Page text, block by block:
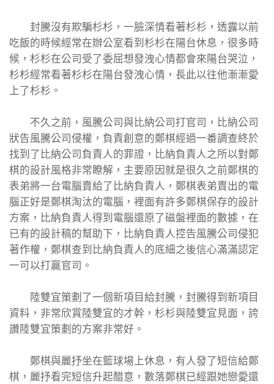
封騰沒有欺騙杉杉，一臉深情看著杉杉，透露以前
吃飯的時候經常在辦公室看到杉杉在陽台休息，很多時
候，杉杉在公司受了委屈想發洩心情都會來陽台哭泣，
杉杉經常看著杉杉在陽台發洩心情，長此以往他漸漸愛
上了杉杉。
不久之前，風騰公司與比納公司打官司，比納公司
狀告風騰公司侵權，負責創意的鄭棋經過一番調查終於
找到了比納公司負責人的罪證，比納負責人之所以對鄭
棋的設計風格非常瞭解，主要原因就是很久之前鄭棋的
表弟將一台電腦賣給了比納負責人，鄭棋表弟賣出的電
腦正好是鄭棋淘汰的電腦，裡面有許多鄭棋保存的設計
方案，比納負責人得到電腦還原了磁盤裡面的數據，在
已有的設計稿的幫助下，比納負責人控告風騰公司侵犯
著作權，鄭棋查到比納負責人的底細之後信心滿滿認定
一可以打贏官司。
陸雙宜策劃了一個新項目給封騰，封騰得到新項目
資料，非常欣賞陸雙宜的才幹，杉杉與陸雙宜見面，誇
讚陸雙宜策劃的方案非常好。
鄭棋與麗抒坐在籃球場上休息，有人發了短信給鄭
棋，麗抒看完短信升起醋意，數落鄭棋已經跟她戀愛還